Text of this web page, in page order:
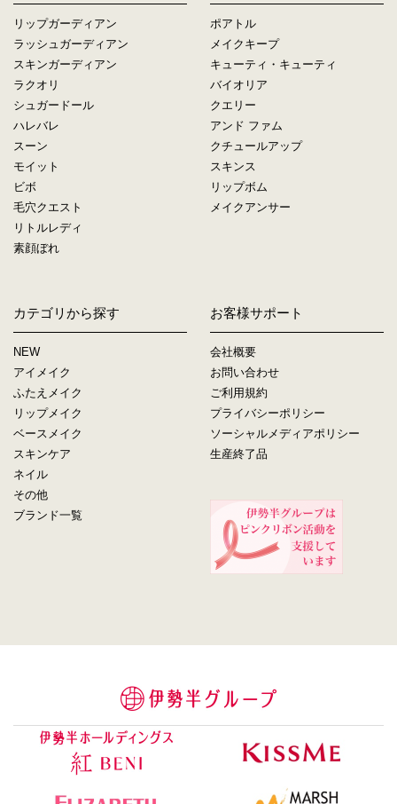
リップガーディアン
ラッシュガーディアン
スキンガーディアン
ラクオリ
シュガードール
ハレバレ
スーン
モイット
ビボ
毛穴クエスト
リトルレディ
素顔ぼれ
ポアトル
メイクキープ
キューティ・キューティ
バイオリア
クエリー
アンド ファム
クチュールアップ
スキンス
リップボム
メイクアンサー
カテゴリから探す
NEW
アイメイク
ふたえメイク
リップメイク
ベースメイク
スキンケア
ネイル
その他
ブランド一覧
お客様サポート
会社概要
お問い合わせ
ご利用規約
プライバシーポリシー
ソーシャルメディアポリシー
生産終了品